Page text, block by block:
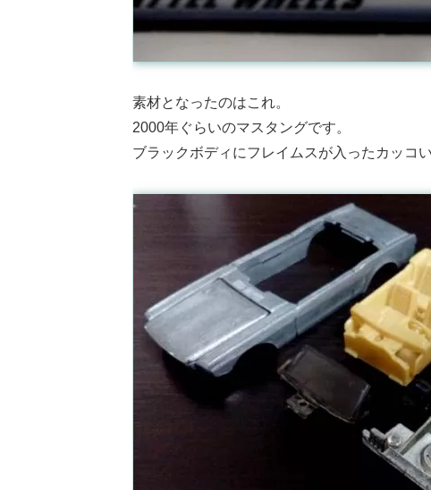
素材となったのはこれ。
2000年ぐらいのマスタングです。
ブラックボディにフレイムスが入ったカッコ